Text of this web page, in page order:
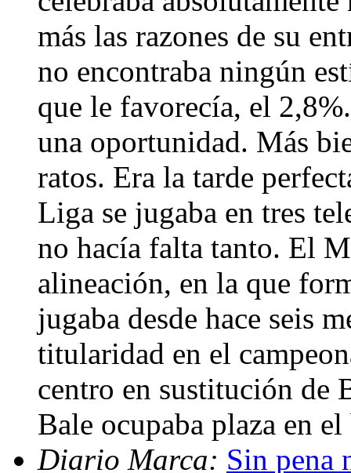
más las razones de su
no encontraba ningún
que le favorecía, el
una oportunidad. Más
ratos. Era la tarde
Liga se jugaba en tres
no hacía falta tanto. El
alineación, en la que
jugaba desde hace seis
titularidad en el
centro en sustitución de
Bale ocupaba plaza en
Diario Marca: Sin pena